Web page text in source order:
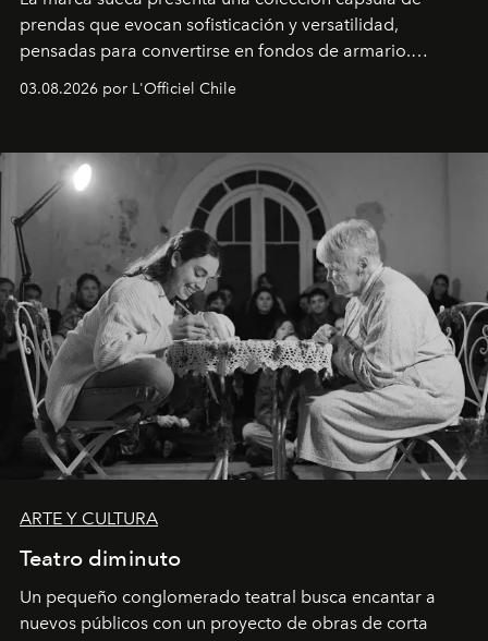
prendas que evocan sofisticación y versatilidad,
pensadas para convertirse en fondos de armario.
Disponible en Chile desde el 6 de agosto.
03.08.2026 por L'Officiel Chile
ARTE Y CULTURA
Teatro diminuto
Un pequeño conglomerado teatral busca encantar a
nuevos públicos con un proyecto de obras de corta